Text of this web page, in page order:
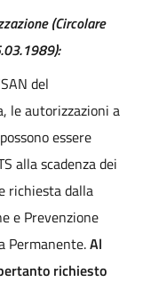
(Circolare
del
le autorizzazioni a
essere
alla scadenza dei
richiesta dalla
e Prevenzione
Permanente.Al
richiesto